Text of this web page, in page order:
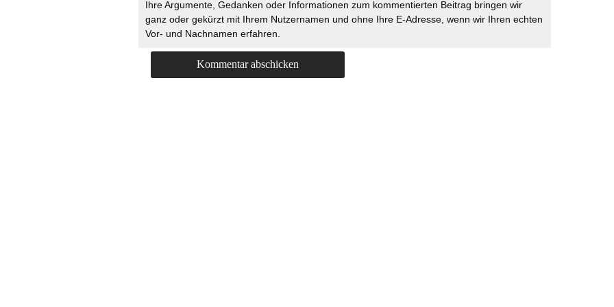
Ihre Argumente, Gedanken oder Informationen zum kommentierten Beitrag bringen wir
ganz oder gekürzt mit Ihrem Nutzernamen und ohne Ihre E-Adresse, wenn wir Ihren echten
Vor- und Nachnamen erfahren.